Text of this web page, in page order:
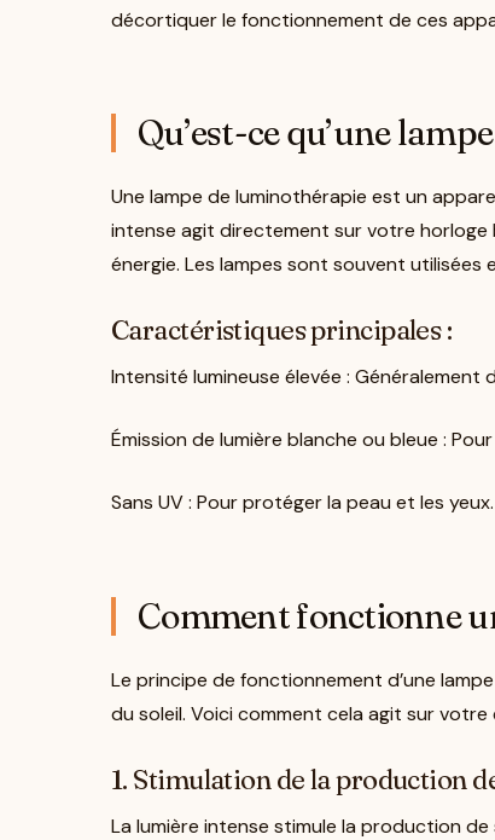
décortiquer le fonctionnement de ces
Qu’est-ce qu’une
Une lampe de luminothérapie est un
intense agit directement sur votre
énergie. Les lampes sont souvent utilisées
Caractéristiques principales :
Intensité lumineuse élevée : Généralement
Émission de lumière blanche ou bleue :
Sans UV : Pour protéger la peau et les yeux.
Comment fonctionne
Le principe de fonctionnement d’une
du soleil. Voici comment cela agit sur votre
1. Stimulation de la production
La lumière intense stimule la production